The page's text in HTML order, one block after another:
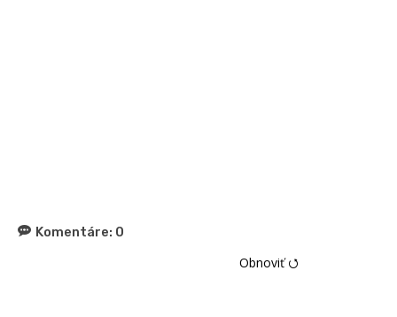
Komentáre: 0
Obnoviť ⭯